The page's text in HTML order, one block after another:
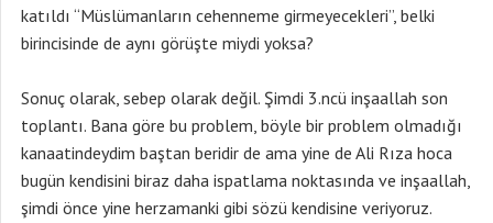
katıldı “Müslümanların cehenneme girmeyecekleri”, belki
birincisinde de aynı görüşte miydi yoksa?
Sonuç olarak, sebep olarak değil. Şimdi 3.ncü inşaallah son
toplantı. Bana göre bu problem, böyle bir problem olmadığı
kanaatindeydim baştan beridir de ama yine de Ali Rıza hoca
bugün kendisini biraz daha ispatlama noktasında ve inşaallah,
şimdi önce yine herzamanki gibi sözü kendisine veriyoruz.